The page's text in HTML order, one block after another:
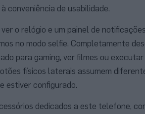
conveniência de usabilidade.
o relógio e um painel de
no modo selfie. Completamente
para gaming, ver filmes ou
físicos laterais assumem
estiver configurado.
dedicados a este telefone,